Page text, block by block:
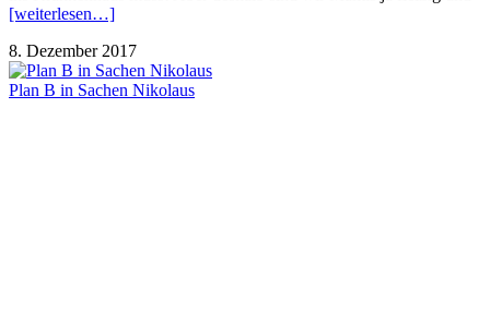
[weiterlesen…]
8. Dezember 2017
Plan B in Sachen Nikolaus